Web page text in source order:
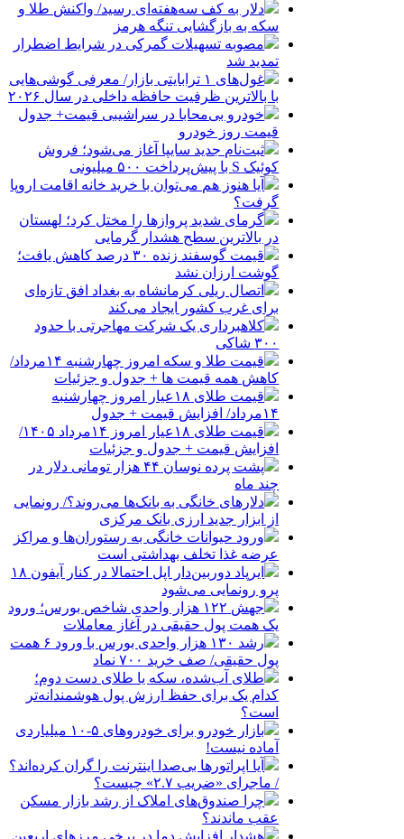
دلار به کف سه‌هفته‌ای رسید/ واکنش طلا و
سکه به بازگشایی تنگه هرمز
مصوبه تسهیلات گمرکی در شرایط اضطرار
تمدید شد
غول‌های ۱ ترابایتی بازار/ معرفی گوشی‌هایی
با بالاترین ظرفیت حافظه داخلی در سال ۲۰۲۶
خودرو بی‌محابا در سراشیبی قیمت+ جدول
قیمت روز خودرو
ثبت‌نام جدید سایپا آغاز می‌شود؛ فروش
کوئیک S با پیش‌پرداخت ۵۰۰ میلیونی
آیا هنوز هم می‌توان با خرید خانه اقامت اروپا
گرفت؟
گرمای شدید پروازها را مختل کرد؛ لهستان
در بالاترین سطح هشدار گرمایی
قیمت گوسفند زنده ۳۰ درصد کاهش یافت؛
گوشت ارزان نشد
اتصال ریلی کرمانشاه به بغداد افق تازه‌ای
برای غرب کشور ایجاد می‌کند
کلاهبرداری یک شرکت مهاجرتی با حدود
۳۰۰ شاکی
قیمت طلا و سکه امروز چهارشنبه ۱۴مرداد/
کاهش همه قیمت ها + جدول و جزئیات
قیمت طلای ۱۸عیار امروز چهارشنبه
۱۴مرداد/ افزایش قیمت + جدول
قیمت طلای ۱۸عیار امروز ۱۴مرداد ۱۴۰۵/
افزایش قیمت + جدول و جزئیات
پشت پرده نوسان ۴۴ هزار تومانی دلار در
چند ماه
دلارهای خانگی به بانک‌ها می‌روند؟/ رونمایی
از ابزار جدید ارزی بانک مرکزی
ورود حیوانات خانگی به رستوران‌ها و مراکز
عرضه غذا تخلف بهداشتی است
ایرپاد دوربین‌دار اپل احتمالا در کنار آیفون ۱۸
پرو رونمایی می‌شود
جهش ۱۲۲ هزار واحدی شاخص بورس؛ ورود
یک همت پول حقیقی در آغاز معاملات
رشد ۱۳۰ هزار واحدی بورس با ورود ۶ همت
پول حقیقی/ صف خرید ۷۰۰ نماد
طلای آب‌شده، سکه یا طلای دست دوم؛
کدام یک برای حفظ ارزش پول هوشمندانه‌تر
است؟
بازار خودرو برای خودروهای ۵-۱۰ میلیاردی
آماده نیست!
آیا اپراتورها بی‌صدا اینترنت را گران کرده‌اند؟
/ ماجرای «ضریب ۲.۷» چیست؟
چرا صندوق‌های املاک از رشد بازار مسکن
عقب ماندند؟